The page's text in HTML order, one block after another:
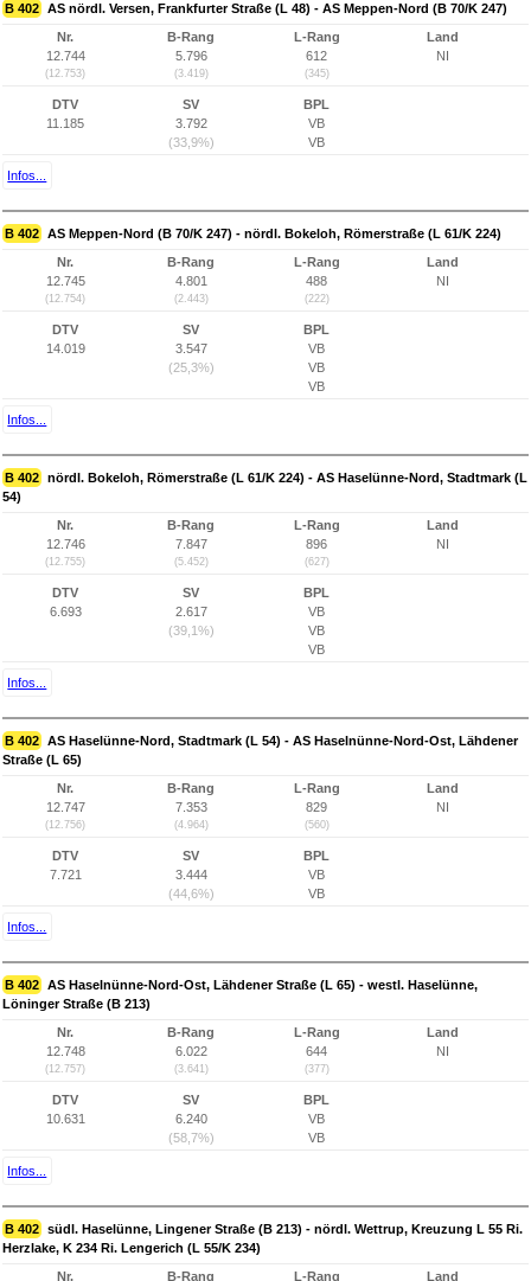
B 402 AS nördl. Versen, Frankfurter Straße (L 48) - AS Meppen-Nord (B 70/K 247)
Nr.
12.744
(12.753)
B-Rang
5.796
(3.419)
L-Rang
612
(345)
Land
NI
DTV
11.185
SV
3.792
(33,9%)
BPL
VB
VB
Infos...
B 402 AS Meppen-Nord (B 70/K 247) - nördl. Bokeloh, Römerstraße (L 61/K 224)
Nr.
12.745
(12.754)
B-Rang
4.801
(2.443)
L-Rang
488
(222)
Land
NI
DTV
14.019
SV
3.547
(25,3%)
BPL
VB
VB
VB
Infos...
B 402 nördl. Bokeloh, Römerstraße (L 61/K 224) - AS Haselünne-Nord, Stadtmark (L
54)
Nr.
12.746
(12.755)
B-Rang
7.847
(5.452)
L-Rang
896
(627)
Land
NI
DTV
6.693
SV
2.617
(39,1%)
BPL
VB
VB
VB
Infos...
B 402 AS Haselünne-Nord, Stadtmark (L 54) - AS Haselnünne-Nord-Ost, Lähdener
Straße (L 65)
Nr.
12.747
(12.756)
B-Rang
7.353
(4.964)
L-Rang
829
(560)
Land
NI
DTV
7.721
SV
3.444
(44,6%)
BPL
VB
VB
Infos...
B 402 AS Haselnünne-Nord-Ost, Lähdener Straße (L 65) - westl. Haselünne,
Löninger Straße (B 213)
Nr.
12.748
(12.757)
B-Rang
6.022
(3.641)
L-Rang
644
(377)
Land
NI
DTV
10.631
SV
6.240
(58,7%)
BPL
VB
VB
Infos...
B 402 südl. Haselünne, Lingener Straße (B 213) - nördl. Wettrup, Kreuzung L 55 Ri.
Herzlake, K 234 Ri. Lengerich (L 55/K 234)
Nr. B-Rang L-Rang Land